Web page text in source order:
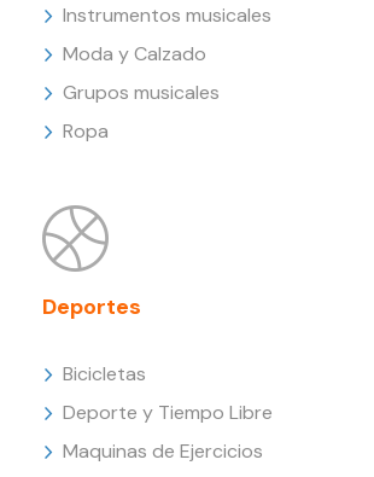
Instrumentos musicales
Moda y Calzado
Grupos musicales
Ropa
Deportes
Bicicletas
Deporte y Tiempo Libre
Maquinas de Ejercicios